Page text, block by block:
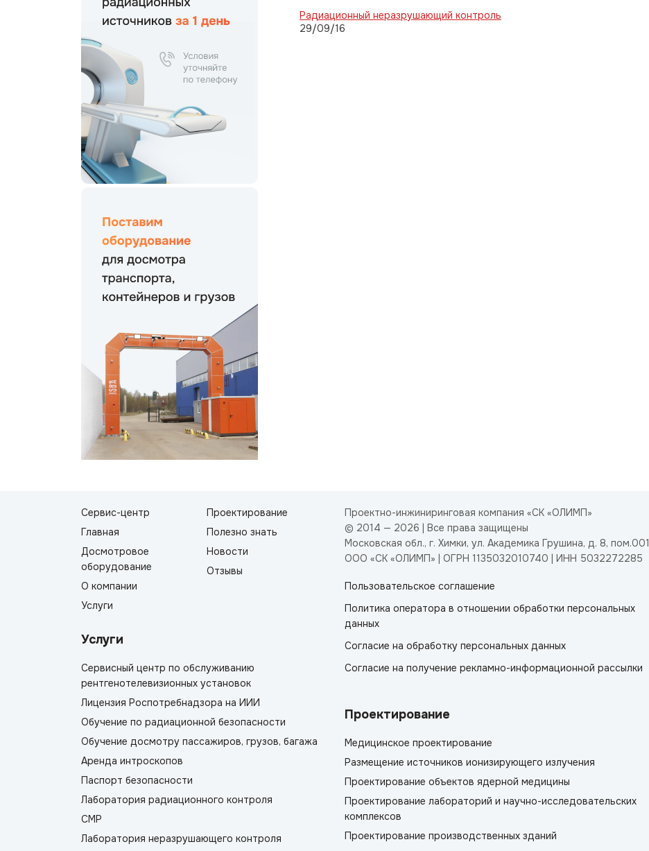
Радиационный неразрушающий контроль
29/09/16
Сервис-центр
Главная
Досмотровое
оборудование
О компании
Услуги
Проектирование
Полезно знать
Новости
Отзывы
Услуги
Сервисный центр по обслуживанию
рентгенотелевизионных установок
Лицензия Роспотребнадзора на ИИИ
Обучение по радиационной безопасности
Обучение досмотру пассажиров, грузов, багажа
Аренда интроскопов
Паспорт безопасности
Лаборатория радиационного контроля
СМР
Лаборатория неразрушающего контроля
Проектно-инжиниринговая компания «СК «ОЛИМП»
© 2014 — 2026 | Все права защищены
Московская обл., г. Химки, ул. Академика Грушина, д. 8, пом.001
ООО «СК «ОЛИМП» | ОГРН 1135032010740 | ИНН 5032272285
Пользовательское соглашение
Политика оператора в отношении обработки персональных
данных
Согласие на обработку персональных данных
Согласие на получение рекламно-информационной рассылки
Проектирование
Медицинское проектирование
Размещение источников ионизирующего излучения
Проектирование объектов ядерной медицины
Проектирование лабораторий и научно-исследовательских
комплексов
Проектирование производственных зданий